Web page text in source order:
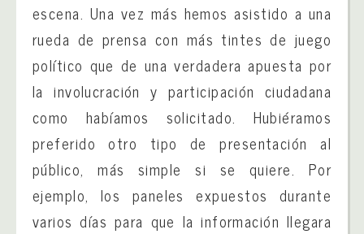
escena. Una vez más hemos asistido a una
rueda de prensa con más tintes de juego
político que de una verdadera apuesta por
la involucración y participación ciudadana
como habíamos solicitado. Hubiéramos
preferido otro tipo de presentación al
público, más simple si se quiere. Por
ejemplo, los paneles expuestos durante
varios días para que la información llegara